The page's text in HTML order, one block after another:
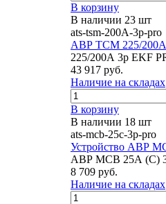
В корзину
В наличии 23 шт
ats-tsm-200A-3p-pro
АВР ТСM 225/
225/200А 3р EKF
43 917 руб.
Наличие на складах
В корзину
В наличии 18 шт
ats-mcb-25c-3p-pro
Устройство АВР
АВР МCB 25А (C)
8 709 руб.
Наличие на складах